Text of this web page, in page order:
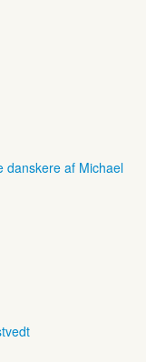
danskere af Michael